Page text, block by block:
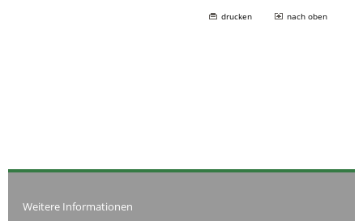
drucken nach oben
Weitere Informationen